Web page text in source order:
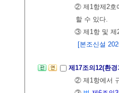
② 제1항제2호
할 수 있다.
③ 제1항 및 제
[본조신설
제17조의12(환
② 제1항에서